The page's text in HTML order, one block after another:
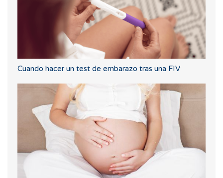
Cuando hacer un test de embarazo tras una FIV